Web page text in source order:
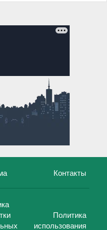
Контакты
Политика
использования